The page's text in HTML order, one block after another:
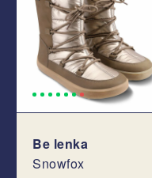
Be lenka
Snowfox